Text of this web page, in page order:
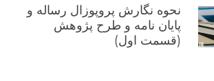
نحوه نگارش پروپوزال رساله و
پایان نامه و طرح پژوهش
(قسمت اول)